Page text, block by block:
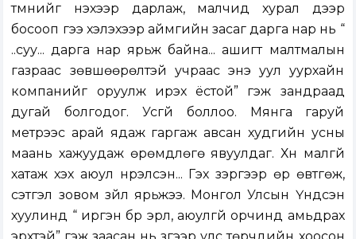
түмнийг үнэхээр дарлаж, малчид хурал дээр
босооп үгээ хэлэхээр аймгийн засаг дарга нар нь “
..суу... дарга нар ярьж байна... ашигт малтмалын
газраас зөвшөөрөлтэй учраас энэ уул уурхайн
компанийг оруулж ирэх ёстой” гэж зандраад
дугай болгодог. Усгүй боллоо. Мянга гаруй
метрээс арай ядаж гаргаж авсан худгийн усны
маань хажуудаж өрөмдлөгө явуулдаг. Хүн малгүй
хатаж үхэх аюул нүүрэлсэн... Гэх зэргээр өр өвтгөж,
сэтгэл зовом зүйл ярьжээ. Монгол Улсын Үндсэн
хуулинд “ иргэн бүр эрүүл, аюулгүй орчинд амьдрах